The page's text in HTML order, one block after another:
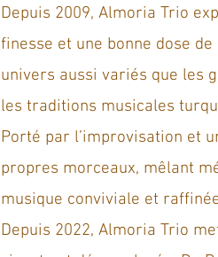
Depuis 2009, Almoria Trio
finesse et une bonne dose
univers aussi variés que les
les traditions musicales
Porté par l’improvisation et
propres morceaux, mêlant
musique conviviale et
Depuis 2022, Almoria Trio